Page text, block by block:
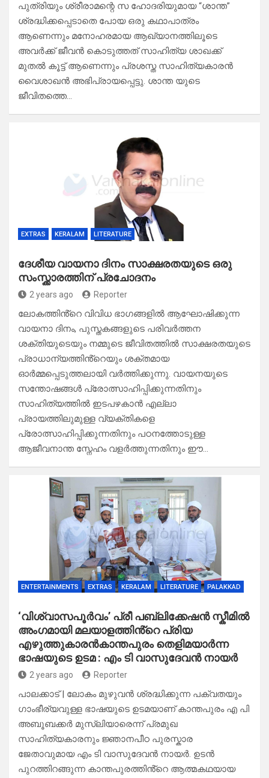
പുത്രിയും ശ്രീരാമന്റെ സ ഹോദരിയുമായ “ശാന്ത”
ശ്രദ്ധിക്കപ്പെടാതെ പോയ ഒരു കഥാപാത്രം
ആണെന്നും മനോഹരമായ ആഖ്യാനത്തിലൂടെ
അവർക്ക് ജീവൻ കൊടുത്തത് സാഹിത്യ ശാഖക്ക്
മുതൽ കൂട്ട് ആണെന്നും പ്രശസ്ത സാഹിത്യകാരൻ
വൈശാഖൻ അഭിപ്രായപ്പെട്ടു. ശാന്ത യുടെ
ജീവിതത്തെ…
EXTRAS KERALAM LITERATURE
ദേശീയ വായനാ ദിനം സാക്ഷരതയുടെ ഒരു
സംസ്ക്കാരത്തിന് പ്രചോദനം
2 years ago Reporter
ലോകത്തിൻ്റെ വിവിധ ഭാഗങ്ങളിൽ ആഘോഷിക്കുന്ന
വായനാ ദിനം, പുസ്തകങ്ങളുടെ പരിവർത്തന
ശക്തിയുടെയും നമ്മുടെ ജീവിതത്തിൽ സാക്ഷരതയുടെ
പ്രാധാന്യത്തിൻ്റെയും ശക്തമായ
ഓർമ്മപ്പെടുത്തലായി വർത്തിക്കുന്നു. വായനയുടെ
സന്തോഷങ്ങൾ പ്രോത്സാഹിപ്പിക്കുന്നതിനും
സാഹിത്യത്തിൽ ഇടപഴകാൻ എല്ലാ
പ്രായത്തിലുമുള്ള വ്യക്തികളെ
പ്രോത്സാഹിപ്പിക്കുന്നതിനും പഠനത്തോടുള്ള
ആജീവനാന്ത സ്നേഹം വളർത്തുന്നതിനും ഈ…
ENTERTAINMENTS EXTRAS KERALAM LITERATURE PALAKKAD
‘വിശ്വാസപൂർവം’ പ്രീ പബ്ലിക്കേഷൻ സ്കീമിൽ
അംഗമായി മലയാളത്തിൻ്റെ പ്രിയ
എഴുത്തുകാരൻകാന്തപുരം തെളിമയാർന്ന
ഭാഷയുടെ ഉടമ : എം ടി വാസുദേവൻ നായർ
2 years ago Reporter
പാലക്കാട് | ലോകം മുഴുവൻ ശ്രദ്ധിക്കുന്ന പക്വതയും
ഗാംഭീര്യവുള്ള ഭാഷയുടെ ഉടമയാണ് കാന്തപുരം എ പി
അബൂബക്കർ മുസ്‌ലിയാരെന്ന് പ്രമുഖ
സാഹിത്യകാരനും ജ്ഞാനപീഠ പുരസ്കാര
ജേതാവുമായ എം ടി വാസുദേവൻ നായർ. ഉടൻ
പുറത്തിറങ്ങുന്ന കാന്തപുരത്തിൻ്റെ ആത്മകഥയായ